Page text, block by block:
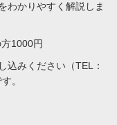
わかりやすく解説しま
1000円
込みください（TEL：
。